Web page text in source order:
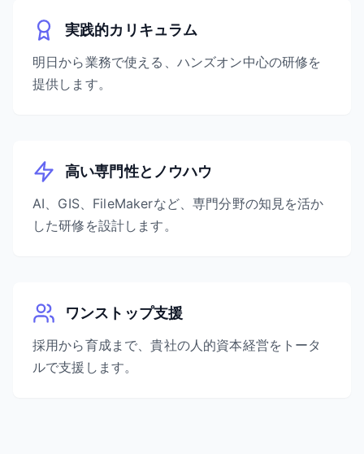
実践的カリキュラム
明日から業務で使える、ハンズオン中心の研修を
提供します。
高い専門性とノウハウ
AI、GIS、FileMakerなど、専門分野の知見を活か
した研修を設計します。
ワンストップ支援
採用から育成まで、貴社の人的資本経営をトータ
ルで支援します。